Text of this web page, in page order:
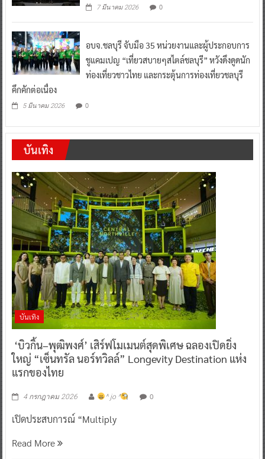
7 มีนาคม 2026 0
อบจ.ชลบุรี จับมือ 35 หน่วยงานและผู้ประกอบการ
ชูแคมเปญ “เที่ยวสบายๆสไตล์ชลบุรี” หวังดึงดูดนัก
ท่องเที่ยวชาวไทย และกระตุ้นการท่องเที่ยวชลบุรี
คึกคักต่อเนื่อง
5 มีนาคม 2026 0
บันเทิง
บันเทิง
‘บิวกิ้น–พุฒิพงศ์’ เสิร์ฟโมเมนต์สุดพิเศษ ฉลองเปิดยิ่ง
ใหญ่ “เซ็นทรัล นอร์ทวิลล์” Longevity Destination แห่ง
แรกของไทย
4 กรกฎาคม 2026 ^ jo ^ 0
เปิดประสบการณ์ “Multiply
Read More